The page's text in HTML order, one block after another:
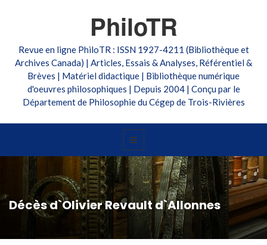
PhiloTR
Revue en ligne PhiloTR : ISSN 1927-4211 (Bibliothèque et
Archives Canada) | Articles, Essais & Analyses, Référentiel &
Brèves | Matériel didactique | Bibliothèque numérique
d'oeuvres philosophiques | Depuis 2004 | Conçu par le
Département de Philosophie du Cégep de Trois-Rivières
Décès d`Olivier Revault d`Allonnes